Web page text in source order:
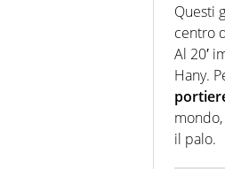
Questi
centro
Al 20′
Hany.
il palo.